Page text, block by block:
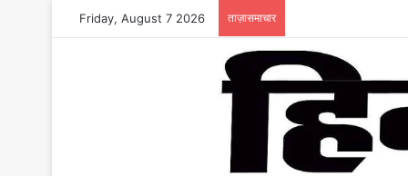
Friday, August 7 2026 ताज़ासमाचार